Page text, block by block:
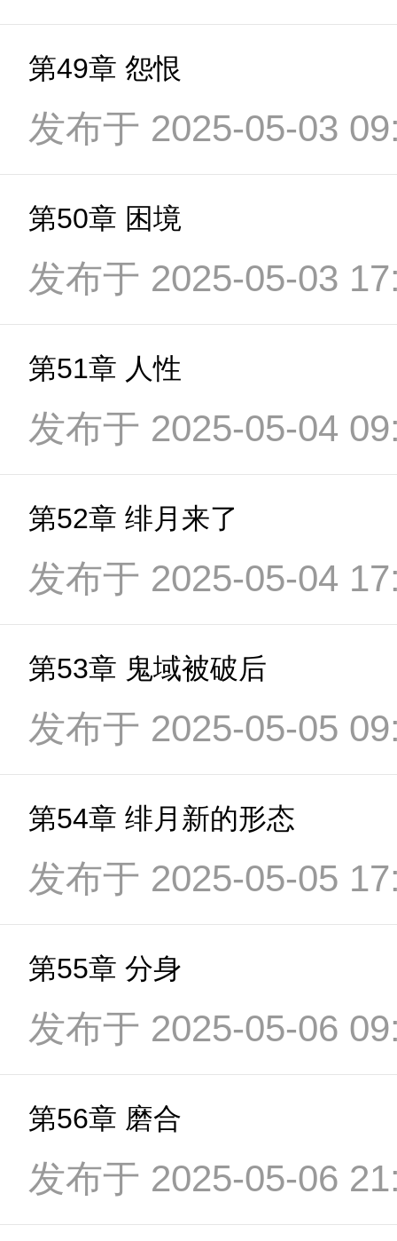
第49章 怨恨
发布于 2025-05-03
第50章 困境
发布于 2025-05-03
第51章 人性
发布于 2025-05-04
第52章 绯月来了
发布于 2025-05-04
第53章 鬼域被破后
发布于 2025-05-05
第54章 绯月新的形态
发布于 2025-05-05
第55章 分身
发布于 2025-05-06
第56章 磨合
发布于 2025-05-06